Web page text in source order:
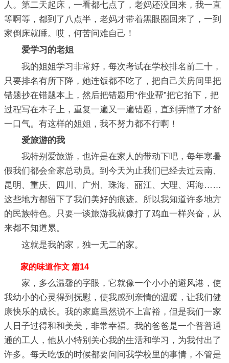
人。第二天起床，一看都七点了，老妈还没回来，我一直
等啊等，都到了八点半，老妈才带着黑眼圈回来了，一到
家倒床就睡。哎，何苦问难自己！
爱学习的老姐
我的姐姐学习非常好，每次考试在学校排名前二十，
只要排名有所下降，她连饭都不吃了，把自己关房间里把
错题抄在错题本上，然后把错题用“作业帮”把它拍下，把
过程写在本子上，重复一遍又一遍错题，直到弄懂了才舒
一口气。有这样的姐姐，我不努力都不行啊！
爱旅游的我
我特别爱旅游，也许是在家人的带动下吧，每年寒暑
假我们都会全家总动员。到今天为止我们已经去过云南、
昆明、重庆、四川、广州、珠海、丽江、大理、洱海……
这些地方都留下了我们美好的痕迹。所以我知道许多地方
的民族特色。只要一谈旅游我就像打了鸡血一样兴奋，从
来都不知道累。
这就是我的家，独一无二的家。
家的味道作文 篇14
家，多么温馨的字眼，它就像一个小小的避风港，使
我幼小的心灵得到抚慰，使我感到亲情的温暖，让我们健
康快乐的成长。我的家庭虽然说不上富裕，但是我们一家
人日子过得和和美美，非常幸福。我的爸爸是一个普普通
通的工人，他从小特别关心我的生活和学习，为我付出了
许多。每天吃饭的时候都要问问我学校里的事情，不管是